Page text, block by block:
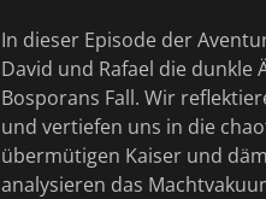
In dieser Episode der
David und Rafael die dunkle
Bosporans Fall. Wir
und vertiefen uns in die
übermütigen Kaiser und
analysieren das